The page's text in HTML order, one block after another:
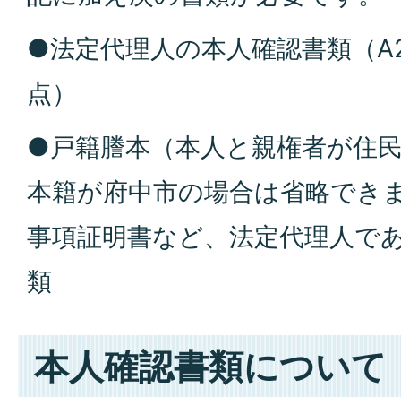
●法定代理人の本人確認書類（
点）
●戸籍謄本（本人と親権者が住
本籍が府中市の場合は省略でき
事項証明書など、法定代理人で
類
本人確認書類について